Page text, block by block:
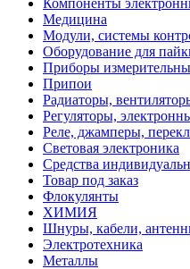
Компоненты
Медицина
Модули, системы
Оборудование для
Приборы
Припои
Радиаторы,
Регуляторы,
Реле, джамперы,
Световая электроника
Средства
Товар под заказ
Флокулянты
ХИМИЯ
Шнуры, кабели,
Электротехника
Металлы